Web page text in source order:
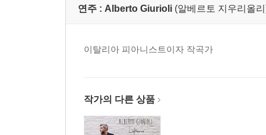
연주 : Alberto Giurioli (알베르토 지우리올
이탈리아 피아니스트이자 작곡가
작가의 다른 상품